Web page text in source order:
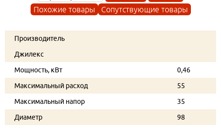
Похожие товары
Сопутствующие товары
Производитель
Джилекс
Мощность, кВт
0,46
Максимальный расход
55
Максимальный напор
35
Диаметр
98